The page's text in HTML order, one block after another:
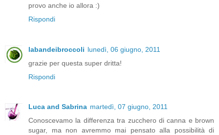
provo anche io allora :)
Rispondi
labandeibroccoli lunedì, 06 giugno, 2011
grazie per questa super dritta!
Rispondi
Luca and Sabrina martedì, 07 giugno, 2011
Conoscevamo la differenza tra zucchero di canna e brown
sugar, ma non avremmo mai pensato alla possibilità di